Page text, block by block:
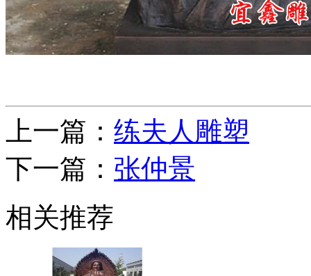
上一篇： 练夫人雕塑
下一篇： 张仲景
相关推荐